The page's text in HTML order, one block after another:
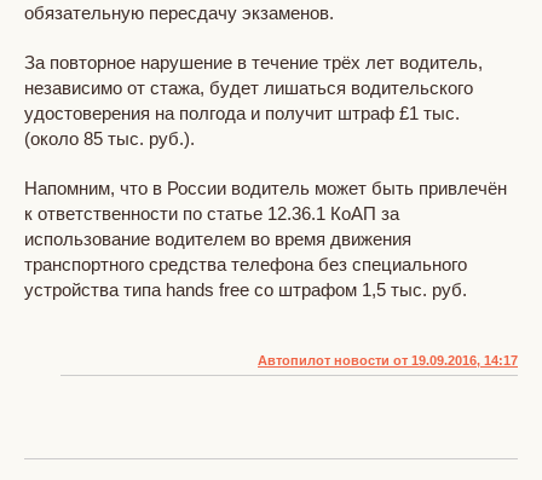
обязательную пересдачу экзаменов.
За повторное нарушение в течение трёх лет водитель,
независимо от стажа, будет лишаться водительского
удостоверения на полгода и получит штраф £1 тыс.
(около 85 тыс. руб.).
Напомним, что в России водитель может быть привлечён
к ответственности по статье 12.36.1 КоАП за
использование водителем во время движения
транспортного средства телефона без специального
устройства типа hands free со штрафом 1,5 тыс. руб.
Автопилот новости от 19.09.2016, 14:17